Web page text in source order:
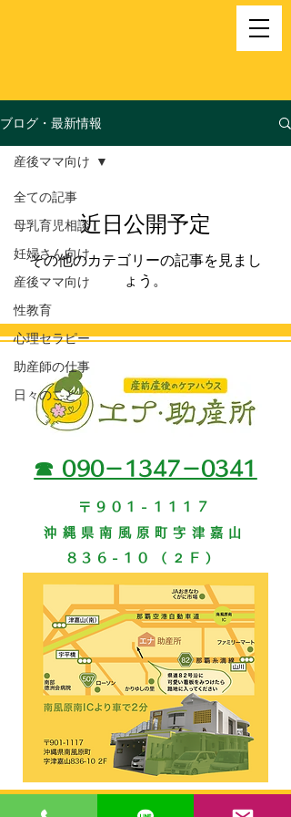
ブログ・最新情報
全ての記事
母乳育児相談
妊婦さん向け
産後ママ向け
性教育
心理セラピー
助産師の仕事
日々のこと
産後ママ向け
近日公開予定
その他のカテゴリーの記事を見まし
ょう。
☎ 090－1347－0341
〒901-1117
沖縄県南風原町字津嘉山
836-10（２F）